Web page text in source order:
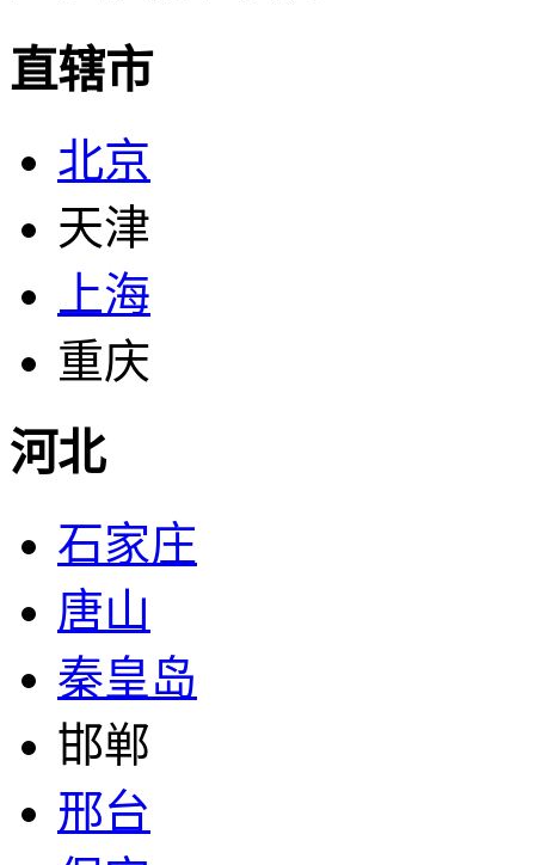
直辖市
北京
天津
上海
重庆
河北
石家庄
唐山
秦皇岛
邯郸
邢台